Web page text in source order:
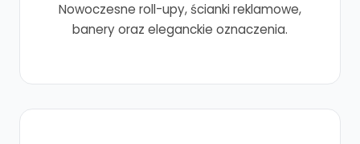
Nowoczesne roll-upy, ścianki reklamowe,
banery oraz eleganckie oznaczenia.